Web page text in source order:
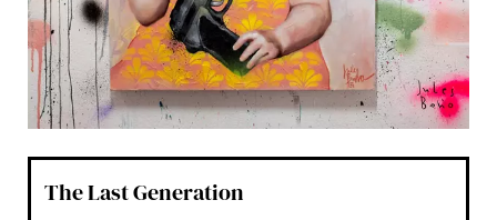
The Last Generation